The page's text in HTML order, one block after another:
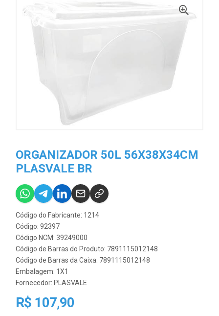
ORGANIZADOR 50L 56X38X34CM
PLASVALE BR
Código do Fabricante: 1214
Código: 92397
Código NCM: 39249000
Código de Barras do Produto: 7891115012148
Código de Barras da Caixa: 7891115012148
Embalagem: 1X1
Fornecedor: PLASVALE
R$ 107,90